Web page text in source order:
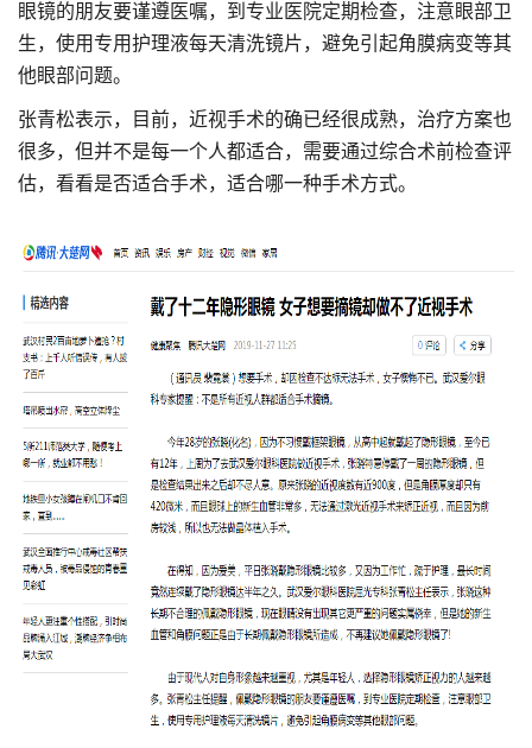
眼镜的朋友要谨遵医嘱，到专业医院定期检查，注意眼部卫
生，使用专用护理液每天清洗镜片，避免引起角膜病变等其
他眼部问题。
张青松表示，目前，近视手术的确已经很成熟，治疗方案也
很多，但并不是每一个人都适合，需要通过综合术前检查评
估，看看是否适合手术，适合哪一种手术方式。